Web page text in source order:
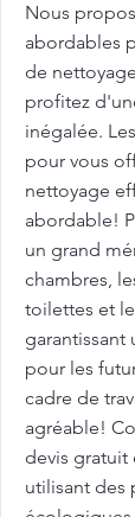
Nous
abordables
de
profitez
inégalée.
pour vous
nettoyage
abordable!
un grand
chambres,
toilettes et
pour les
cadre de
agréable!
devis gratuit
utilisant des